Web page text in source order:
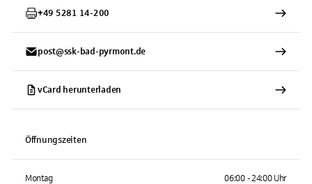
+49 5281 14-200
post@ssk-bad-pyrmont.de
vCard herunterladen
Öffnungszeiten
Montag 06:00 - 24:00 Uhr